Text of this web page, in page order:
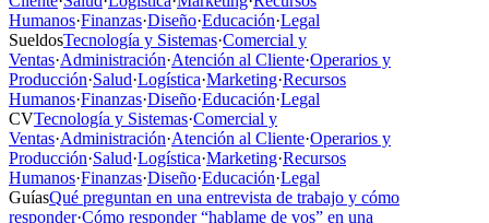
Humanos·Finanzas·Diseño·Educación·Legal
SueldosTecnología y Sistemas·Comercial y
Ventas·Administración·Atención al Cliente·Operarios y
Producción·Salud·Logística·Marketing·Recursos
Humanos·Finanzas·Diseño·Educación·Legal
CVTecnología y Sistemas·Comercial y
Ventas·Administración·Atención al Cliente·Operarios y
Producción·Salud·Logística·Marketing·Recursos
Humanos·Finanzas·Diseño·Educación·Legal
GuíasQué preguntan en una entrevista de trabajo y cómo
responder·Cómo responder “hablame de vos” en una